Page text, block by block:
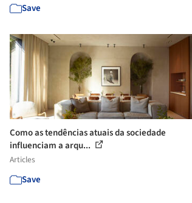
Save
Como as tendências atuais da sociedade
influenciam a arqu...
Articles
Save